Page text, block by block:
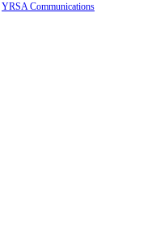
YRSA Communications